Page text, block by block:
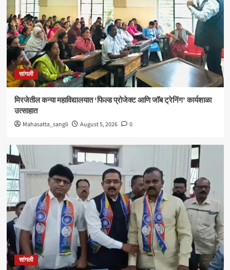
4
सांगली
विद्यावाचस्पती गुरुदेव शंकर अभ्यंकर यांना ‘कलातपस्वी’
पुरस्कार प्रदान
5
सांगली
मिरजेतील आयडियल स्मार्ट स्कूलमध्ये दहावीच्या विद्यार्थी
मंत्रिमंडळाचा पदग्रहण सोहळा
1
मिरजेतील कन्या महाविद्यालयात ‘फिल्ड प्रोजेक्ट आणि जॉब
ट्रेनिंग’ कार्यशाळा उत्साहात
2
सांगली
मिरजेत वंचित बहुजन आघाडीचा रविवारी भव्य मेळावा ;
सुजातभाई आंबेडकर यांची प्रमुख उपस्थिती
क्राईम बेळगाव
आंबोलीत जत्राट येथील बेपत्ता डॉक्टरचा मृतदेह अखेर सापडला
सांगली
मिरजेतील कन्या महाविद्यालयात ‘फिल्ड प्रोजेक्ट आणि जॉब ट्रेनिंग’ कार्यशाळा
उत्साहात
Mahasatta_sangli August 5, 2026 0
सांगली